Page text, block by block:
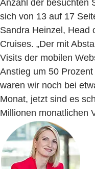
Anzahl der besuchten
sich von 13 auf 17
Sandra Heinzel, Head
Cruises. „Der mit
Visits der mobilen
Anstieg um 50
waren wir noch bei
Monat, jetzt sind es
Millionen monatlichen